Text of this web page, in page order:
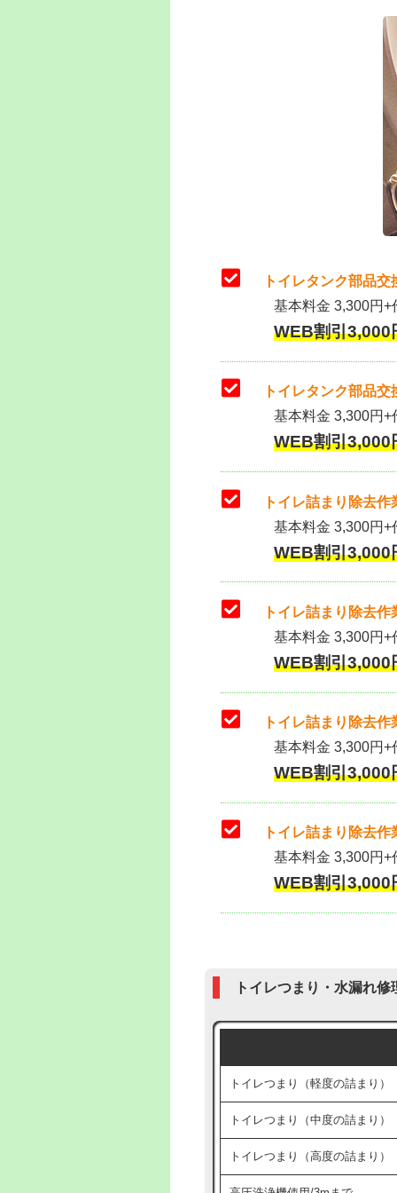
トイレタンク部品
基本料金 3,300円
WEB割引
トイレタンク部品
基本料金 3,300円+
WEB割引
トイレ詰まり除去作
基本料金 3,300円+
WEB割引
トイレ詰まり除去
基本料金 3,300円+
WEB割引
トイレ詰まり除去
基本料金 3,300円+
WEB割引
トイレ詰まり除去
基本料金 3,300円+
WEB割引
トイレつまり・水漏れ
トイレつまり（軽度の詰まり）
トイレつまり（中度の詰まり）
トイレつまり（高度の詰まり）